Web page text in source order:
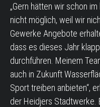
„Gern hätten wir schon
nicht möglich, weil wir
Gewerke Angebote
dass es dieses Jahr
durchführen. Meinem
auch in Zukunft
Sport treiben anbieten“,
der Heidjers Stadtwerke.